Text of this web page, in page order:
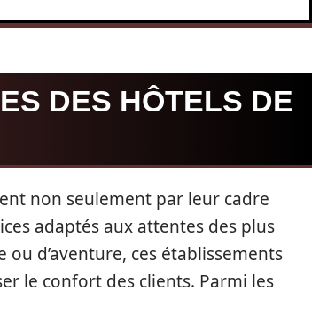
DES HÔTELS DE
non seulement par leur cadre
adaptés aux attentes des plus
d’aventure, ces établissements
le confort des clients. Parmi les